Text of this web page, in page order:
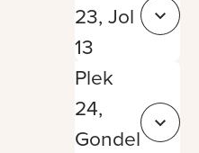
23, Jol
13
Sluit
Plek
24,
Gondel
Sluit